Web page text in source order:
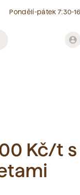
Pondělí-pátek 7:30-
account_circle
Kč/t